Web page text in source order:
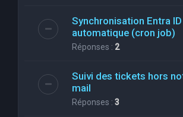
Synchronisation Entra ID
automatique (cron job)
Réponses : 2
Suivi des tickets hors
mail
Réponses : 3